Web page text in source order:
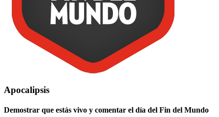
Apocalipsis
Demostrar que estás vivo y comentar el día del Fin del Mundo